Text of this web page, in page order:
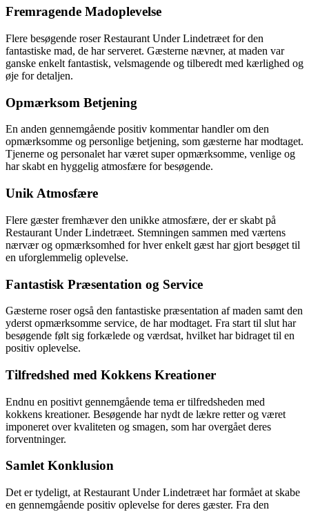
Fremragende Madoplevelse
Flere besøgende roser Restaurant Under Lindetræet for den
fantastiske mad, de har serveret. Gæsterne nævner, at maden var
ganske enkelt fantastisk, velsmagende og tilberedt med kærlighed og
øje for detaljen.
Opmærksom Betjening
En anden gennemgående positiv kommentar handler om den
opmærksomme og personlige betjening, som gæsterne har modtaget.
Tjenerne og personalet har været super opmærksomme, venlige og
har skabt en hyggelig atmosfære for besøgende.
Unik Atmosfære
Flere gæster fremhæver den unikke atmosfære, der er skabt på
Restaurant Under Lindetræet. Stemningen sammen med værtens
nærvær og opmærksomhed for hver enkelt gæst har gjort besøget til
en uforglemmelig oplevelse.
Fantastisk Præsentation og Service
Gæsterne roser også den fantastiske præsentation af maden samt den
yderst opmærksomme service, de har modtaget. Fra start til slut har
besøgende følt sig forkælede og værdsat, hvilket har bidraget til en
positiv oplevelse.
Tilfredshed med Kokkens Kreationer
Endnu en positivt gennemgående tema er tilfredsheden med
kokkens kreationer. Besøgende har nydt de lækre retter og været
imponeret over kvaliteten og smagen, som har overgået deres
forventninger.
Samlet Konklusion
Det er tydeligt, at Restaurant Under Lindetræet har formået at skabe
en gennemgående positiv oplevelse for deres gæster. Fra den